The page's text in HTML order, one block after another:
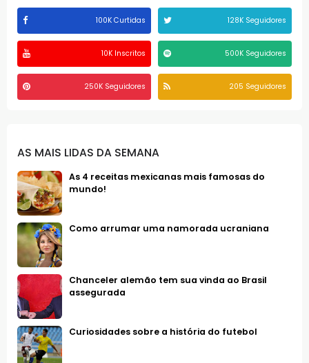
100K Curtidas 128K Seguidores
10K Inscritos 500K Seguidores
250K Seguidores 205 Seguidores
AS MAIS LIDAS DA SEMANA
As 4 receitas mexicanas mais famosas do
mundo!
Como arrumar uma namorada ucraniana
Chanceler alemão tem sua vinda ao Brasil
assegurada
Curiosidades sobre a história do futebol